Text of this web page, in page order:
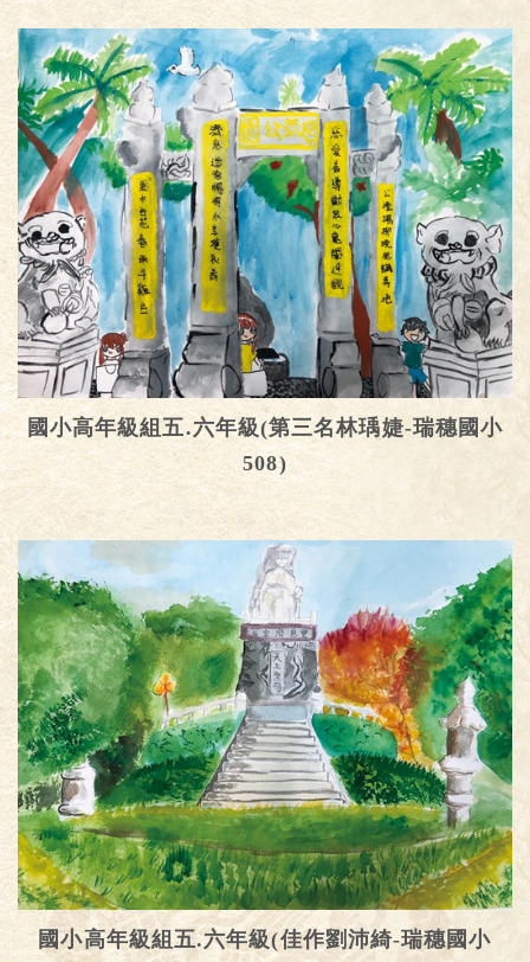
國小高年級組五.六年級(第三名林瑀婕-瑞穗國小
508)
國小高年級組五.六年級(佳作劉沛綺-瑞穗國小